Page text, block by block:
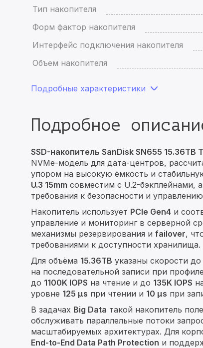
Тип накопителя
Форм фактор накопителя
Интерфейс подключения накопителя
Объем накопителя
Подробные характеристики
Подробное
SSD-накопитель SanDisk SN655 15.36TB
NVMe-модель для дата-центров,
упором на высокую ёмкость и
U.3 15mm совместим с U.2-бэкплейнами,
требования к безопасности и
Накопитель использует PCIe Gen4 и
управление и мониторинг в серверной
механизмы резервирования и failover,
требованиями к доступности хранилища.
Для объёма 15.36TB указаны скорости до
на последовательной записи при профиле
до 1100K IOPS на чтение и до 135K IOPS
уровне 125 µs при чтении и 10 µs при
В задачах Big Data такой накопитель
обслуживать параллельные потоки
масштабируемых архитектурах. Для
End-to-End Data Path Protection и